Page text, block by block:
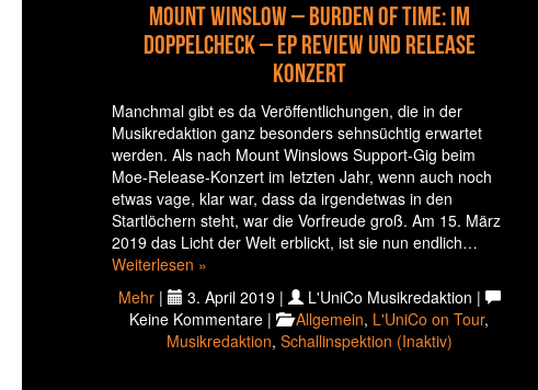
Mount Winslow – Burden Of Time: Im
Doppelcheck – EP Review und Release
Konzert
Manchmal gibt es da Veröffentlichungen, die in der
Musikredaktion ganz besonders sehnsüchtig erwartet
werden. Als nach Mount Winslows Support-Gig beim
Moe-Release-Konzert im letzten Jahr, wenn auch noch
etwas vage, klar war, dass da irgendetwas in den
Startlöchern steht, war die Vorfreude groß. Am 15. März
2019 das Licht der Welt erblickt, ist sie nun endlich…
Weiterlesen »
Mehr| 3. April 2019 |
L'UniCo Musikredaktion |
Keine Kommentare |
Allgemein, L'UniCo on Tour,
Musikredaktion, Schallinspektion (Inaktiv)